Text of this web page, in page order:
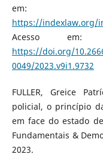
em:
https://indexlaw.org/
Acesso
https://doi.org/
0049/2023.v9i1.9732
FULLER, Greice
policial, o princípio
em face do estado
Fundamentais &
2023.